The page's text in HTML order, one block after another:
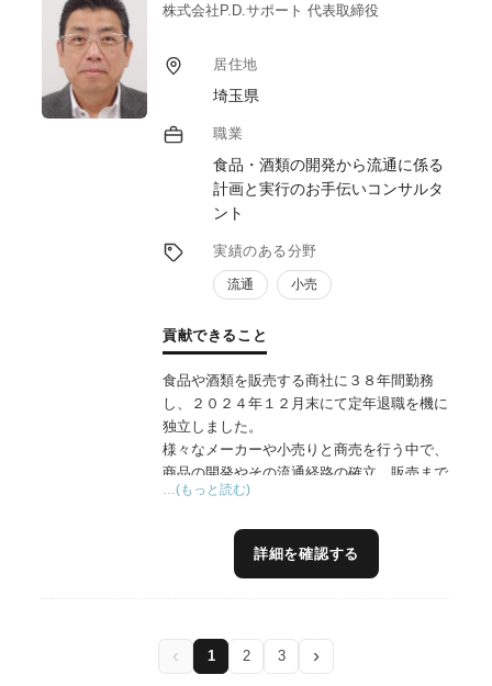
株式会社P.D.サポート 代表取締役
居住地
埼玉県
職業
食品・酒類の開発から流通に係る
計画と実行のお手伝いコンサルタ
ント
実績のある分野
流通 小売
貢献できること
食品や酒類を販売する商社に３８年間勤務
し、２０２４年１２月末にて定年退職を機に
独立しました。
様々なメーカーや小売りと商売を行う中で、
商品の開発やその流通経路の確立、販売まで
をプロデュースしてきました。
っており、「長崎県産品ブランド化・流通戦
略実施本部アドバイザー」を１３年程継続し
ます。
…(もっと読む)
詳細を確認する
‹ 1 2 3 ›